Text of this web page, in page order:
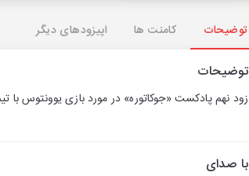
توضیحات کامنت ها اپیزودهای دیگر
توضیحات
زود نهم پادکست «جوکاتوره» در مورد بازی یوونتوس
با صدای